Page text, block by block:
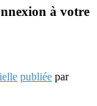
à votre
publiée par